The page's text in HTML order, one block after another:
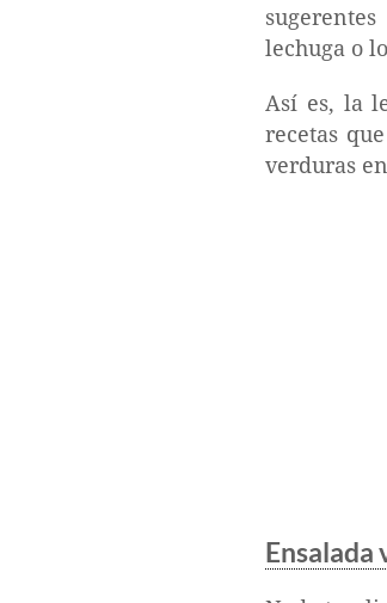
lechuga o
Así es, la
recetas
verduras
Ensalada